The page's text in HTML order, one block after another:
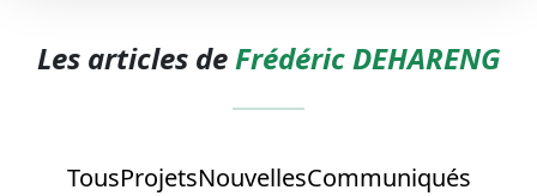
Les articles deFrédéric DEHARENG
TousProjetsNouvellesCommuniqués